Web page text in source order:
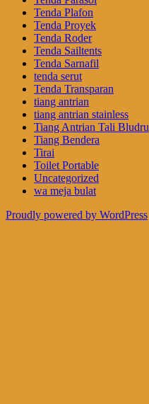
Tenda Plafon
Tenda Proyek
Tenda Roder
Tenda Sailtents
Tenda Sarnafil
tenda serut
Tenda Transparan
tiang antrian
tiang antrian stainless
Tiang Antrian Tali Bludru
Tiang Bendera
Tirai
Toilet Portable
Uncategorized
wa meja bulat
Proudly powered by WordPress